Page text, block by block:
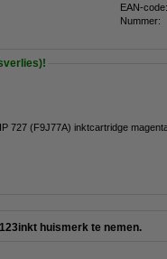
EAN-code:
Nummer:
727 (F9J77A) inktcartridge
huismerk te nemen.